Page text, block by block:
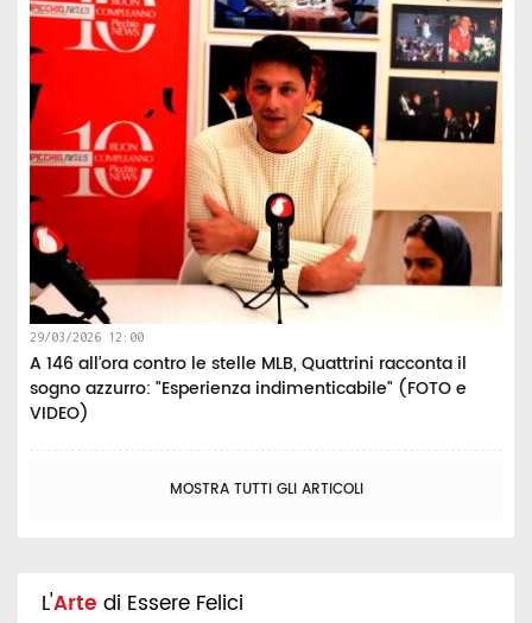
29/03/2026 12:00
A 146 all’ora contro le stelle MLB, Quattrini racconta il
sogno azzurro: "Esperienza indimenticabile" (FOTO e
VIDEO)
MOSTRA TUTTI GLI ARTICOLI
L'Arte di Essere Felici